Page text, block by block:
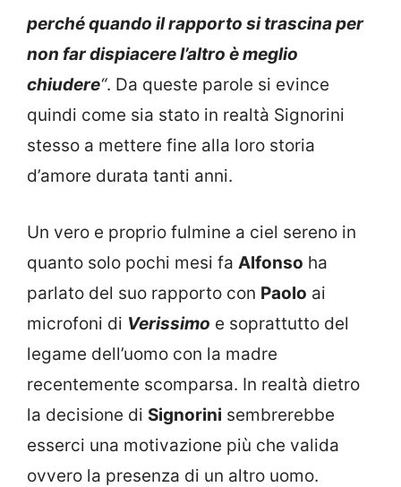
perché quando il rapporto si trascina per
non far dispiacere l’altro è meglio
chiudere“. Da queste parole si evince
quindi come sia stato in realtà Signorini
stesso a mettere fine alla loro storia
d’amore durata tanti anni.
Un vero e proprio fulmine a ciel sereno in
quanto solo pochi mesi fa Alfonso ha
parlato del suo rapporto con Paolo ai
microfoni di Verissimo e soprattutto del
legame dell’uomo con la madre
recentemente scomparsa. In realtà dietro
la decisione di Signorini sembrerebbe
esserci una motivazione più che valida
ovvero la presenza di un altro uomo.